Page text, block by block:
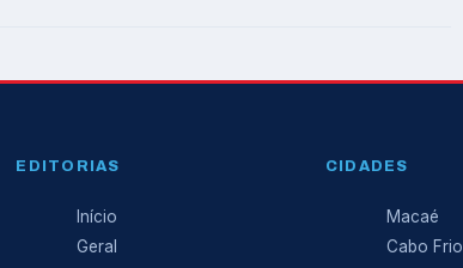
EDITORIAS
Início
Geral
CIDADES
Macaé
Cabo Frio